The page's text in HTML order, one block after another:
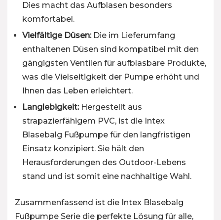
Dies macht das Aufblasen besonders
komfortabel.
Vielfältige Düsen:Die im Lieferumfang
enthaltenen Düsen sind kompatibel mit den
gängigsten Ventilen für aufblasbare Produkte,
was die Vielseitigkeit der Pumpe erhöht und
Ihnen das Leben erleichtert.
Langlebigkeit:Hergestellt aus
strapazierfähigem PVC, ist die Intex
Blasebalg Fußpumpe für den langfristigen
Einsatz konzipiert. Sie hält den
Herausforderungen des Outdoor-Lebens
stand und ist somit eine nachhaltige Wahl.
Zusammenfassend ist die Intex Blasebalg
Fußpumpe Serie die perfekte Lösung für alle,